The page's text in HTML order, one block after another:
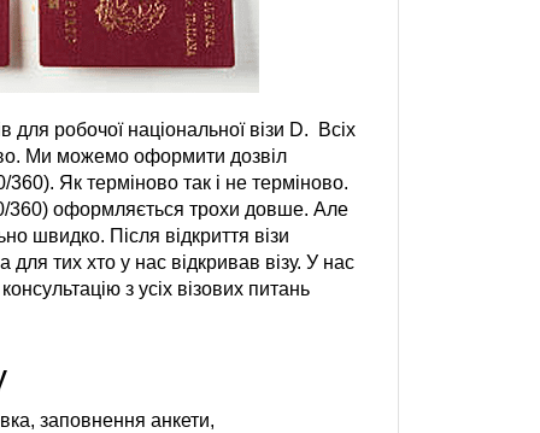
робочої національної візи D. Всіх
Ми можемо оформити дозвіл
Як терміново так і не терміново.
360) оформляється трохи довше. Але
швидко. Після відкриття візи
тих хто у нас відкривав візу. У нас
з усіх візових питань
заповнення анкети,